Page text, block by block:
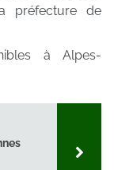
préfecture de
à Alpes-